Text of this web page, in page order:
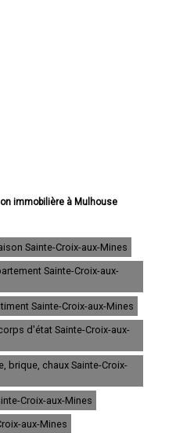
immobilière à Mulhouse
immobilière à Illzach
immobilière à Wittenheim
immobilière à Kingersheim
immobilière à Riedisheim
immobilière à Guebwiller
immobilière à Cernay
immobilière à Pfastatt
immobilière à Thann
immobilière à Wintzenheim
à Soultz-Haut-Rhin
immobilière à Ensisheim
immobilière à Huningue
Sainte-Croix-aux-Mines
Sainte-Croix-aux-
Sainte-Croix-aux-Mines
d'état Sainte-Croix-aux-
brique, chaux Sainte-Croix-
Croix-aux-Mines
aux-Mines